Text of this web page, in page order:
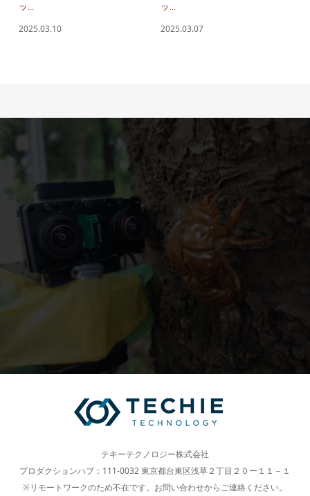
ッ...
2025.03.10
ッ...
2025.03.07
テキーテクノロジー株式会社
プロダクションハブ：111-0032 東京都台東区浅草２丁目２０ー１１－１
※リモートワークのため不在です。お問い合わせからご連絡ください。